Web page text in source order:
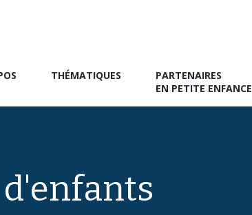
THÉMATIQUES
PARTENAIRES
EN PETITE ENFANCE